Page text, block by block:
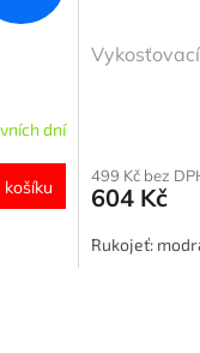
dní
košíku
499 Kč bez
604 Kč
Rukojeť: